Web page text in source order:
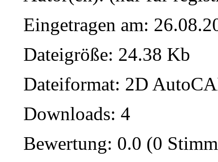
Eingetragen am:
Dateigröße: 24.38 Kb
Dateiformat: 2D
Downloads: 4
Bewertung: 0.0 (0